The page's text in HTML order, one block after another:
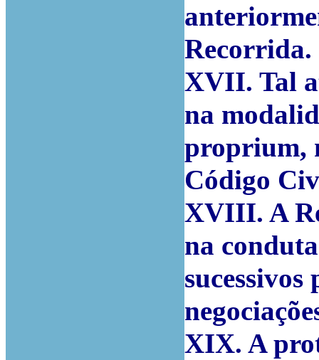
Recorrida.
XVII. Tal
na
proprium,
Código
XVIII. A
na
sucessivos
XIX. A